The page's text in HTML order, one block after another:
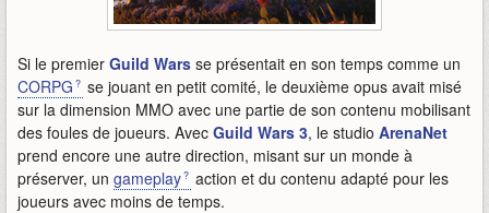
Si le premier Guild Wars se présentait en son temps comme un
CORPG
se jouant en petit comité, le deuxième opus avait misé
sur la dimension MMO avec une partie de son contenu mobilisant
des foules de joueurs. Avec Guild Wars 3, le studio ArenaNet
prend encore une autre direction, misant sur un monde à
préserver, un gameplay
action et du contenu adapté pour les
joueurs avec moins de temps.